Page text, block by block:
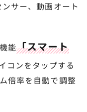
サー、動画オート
能「スマート
コンをタップする
倍率を自動で調整